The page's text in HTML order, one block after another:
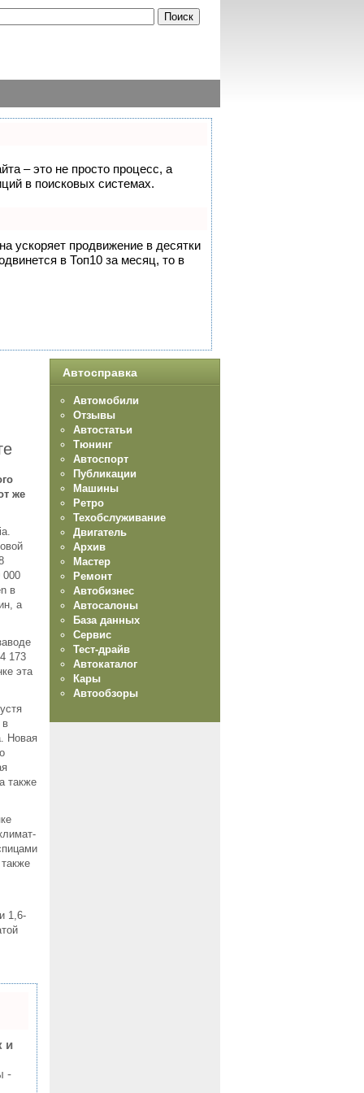
– это не просто процесс, а
в поисковых системах.
ускоряет продвижение в десятки
в Топ10 за месяц, то в
же
000
в
а
173
эта
в
Новая
также
1,6-
и
-
Автосправка
Автомобили
Отзывы
Автостатьи
Тюнинг
Автоспорт
Публикации
Машины
Ретро
Техобслуживание
Двигатель
Архив
Мастер
Ремонт
Автобизнес
Автосалоны
База данных
Сервис
Тест-драйв
Автокаталог
Кары
Автообзоры